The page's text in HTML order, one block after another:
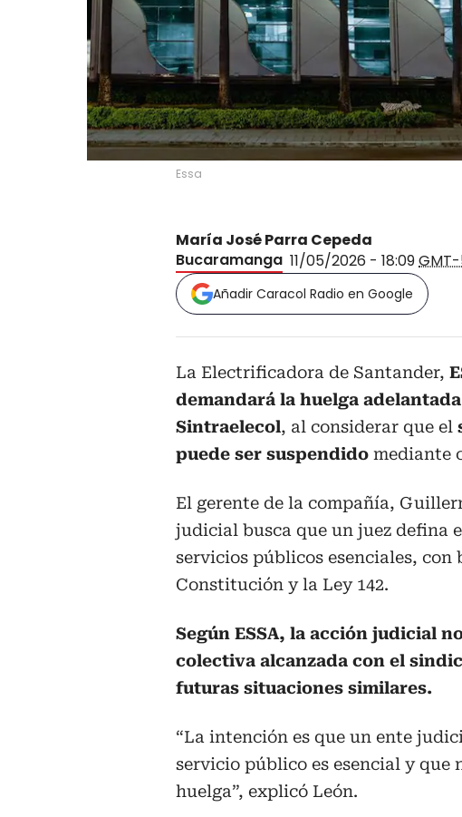
Essa
María José Parra Cepeda
Bucaramanga 11/05/2026 - 18:09
Añadir Caracol Radio en Google
La Electrificadora de Santander,
demandará la huelga
Sintraelecol, al considerar que el
puede ser suspendido mediante
El gerente de la compañía,
judicial busca que un juez defina
servicios públicos esenciales, con
Constitución y la Ley 142.
Según ESSA, la acción judicial
colectiva alcanzada con el
futuras situaciones similares.
“La intención es que un ente
servicio público es esencial y que
huelga”, explicó León.